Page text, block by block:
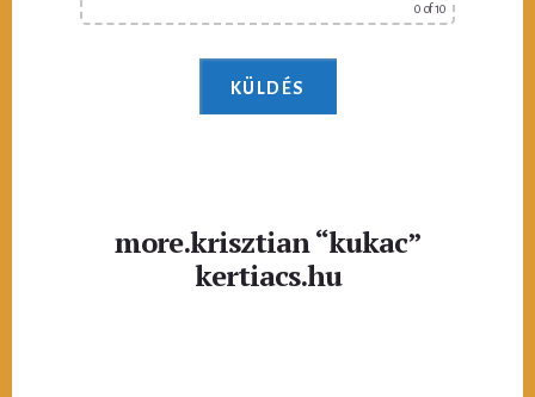
0 of 10
more.krisztian “kukac”
kertiacs.hu